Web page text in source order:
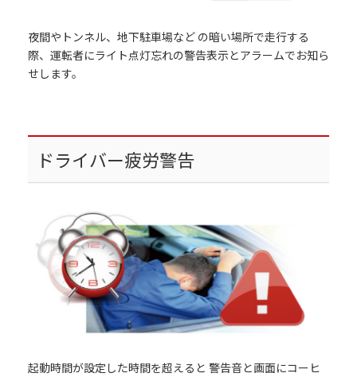
夜間やトンネル、地下駐車場など の暗い場所で走行する
際、運転者にライト点灯忘れの警告表示とアラームでお知ら
せします。
ドライバー疲労警告
起動時間が設定した時間を超えると 警告音と画面にコーヒ